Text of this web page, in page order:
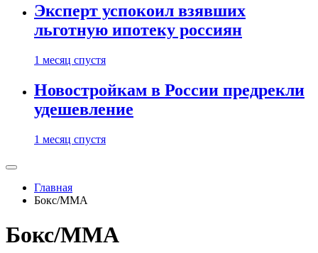
Эксперт успокоил взявших
льготную ипотеку россиян
1 месяц спустя
Новостройкам в России предрекли
удешевление
1 месяц спустя
Главная
Бокс/MMA
Бокс/MMA